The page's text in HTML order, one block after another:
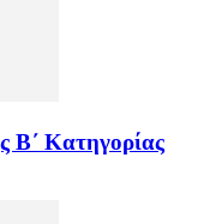
Β΄ Κατηγορίας